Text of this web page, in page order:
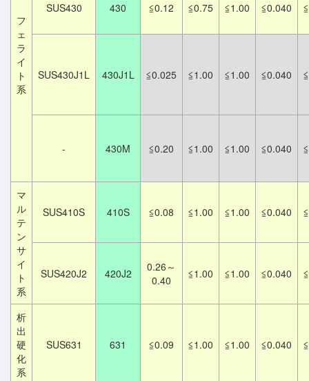
フ
ェ
ラ
イ
ト
系
SUS430 430 ≦0.12 ≦0.75 ≦1.00 ≦0.040
SUS430J1L 430J1L ≦0.025 ≦1.00 ≦1.00 ≦0.040
- 430M ≦0.20 ≦1.00 ≦1.00 ≦0.040
マ
ル
テ
ン
サ
イ
ト
系
SUS410S 410S ≦0.08 ≦1.00 ≦1.00 ≦0.040
SUS420J2 420J2
0.26～
0.40
≦1.00 ≦1.00 ≦0.040
析
出
硬
化
系
SUS631 631 ≦0.09 ≦1.00 ≦1.00 ≦0.040